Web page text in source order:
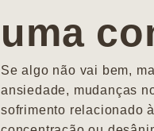
uma
Se algo não vai bem,
ansiedade, mudanças
sofrimento relacionado